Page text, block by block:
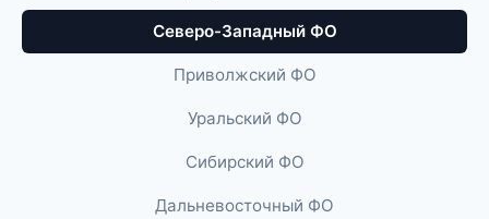
Северо-Западный ФО
Приволжский ФО
Уральский ФО
Сибирский ФО
Дальневосточный ФО